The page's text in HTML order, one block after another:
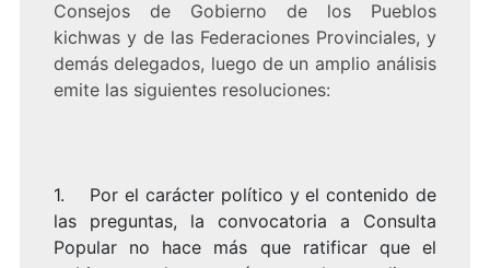
Consejos de Gobierno de los Pueblos
kichwas y de las Federaciones Provinciales, y
demás delegados, luego de un amplio análisis
emite las siguientes resoluciones:
1. Por el carácter político y el contenido de
las preguntas, la convocatoria a Consulta
Popular no hace más que ratificar que el